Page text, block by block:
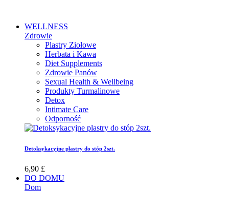
WELLNESS
Zdrowie
Plastry Ziołowe
Herbata i Kawa
Diet Supplements
Zdrowie Panów
Sexual Health & Wellbeing
Produkty Turmalinowe
Detox
Intimate Care
Odporność
Detoksykacyjne plastry do stóp 2szt.
6,90 £
DO DOMU
Dom